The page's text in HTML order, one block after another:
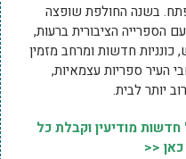
בשנה החולפת שופצה
הספרייה הציבורית ברעות,
חדשות ומרחב מזמין
העיר ספריות עצמאיות,
יותר לבית.
מודיעין וקבלת כל
<<